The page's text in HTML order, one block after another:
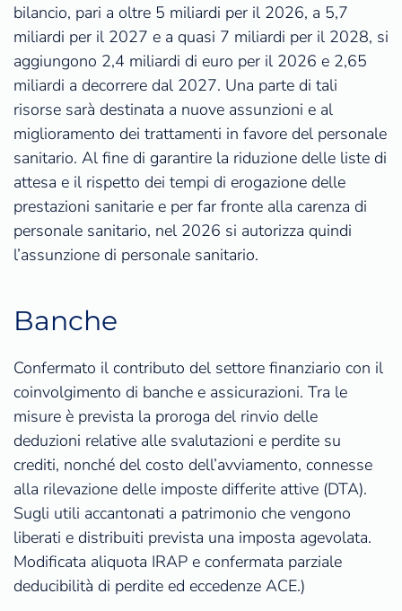
bilancio, pari a oltre 5 miliardi per il 2026, a 5,7
miliardi per il 2027 e a quasi 7 miliardi per il 2028, si
aggiungono 2,4 miliardi di euro per il 2026 e 2,65
miliardi a decorrere dal 2027. Una parte di tali
risorse sarà destinata a nuove assunzioni e al
miglioramento dei trattamenti in favore del personale
sanitario. Al fine di garantire la riduzione delle liste di
attesa e il rispetto dei tempi di erogazione delle
prestazioni sanitarie e per far fronte alla carenza di
personale sanitario, nel 2026 si autorizza quindi
l’assunzione di personale sanitario.
Banche
Confermato il contributo del settore finanziario con il
coinvolgimento di banche e assicurazioni. Tra le
misure è prevista la proroga del rinvio delle
deduzioni relative alle svalutazioni e perdite su
crediti, nonché del costo dell’avviamento, connesse
alla rilevazione delle imposte differite attive (DTA).
Sugli utili accantonati a patrimonio che vengono
liberati e distribuiti prevista una imposta agevolata.
Modificata aliquota IRAP e confermata parziale
deducibilità di perdite ed eccedenze ACE.)